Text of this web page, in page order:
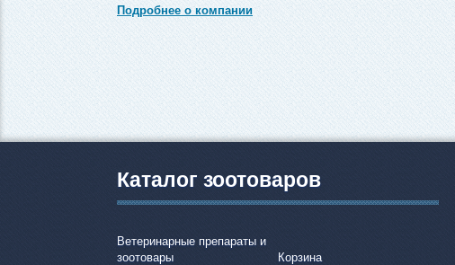
Подробнее о компании
Каталог зоотоваров
Ветеринарные препараты и
зоотовары
Корзина